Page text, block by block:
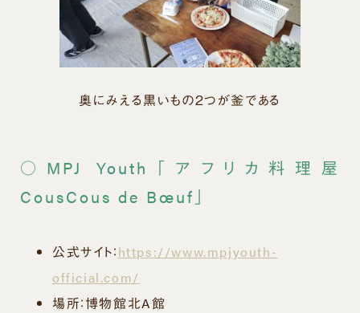
奥にみえる黒いもの２つが釜である
○MPJ Youth「アフリカ料理屋
CousCous de Bœuf」
公式サイト：https://www.mpjyouth-
official.com/
場所：博物館北A館